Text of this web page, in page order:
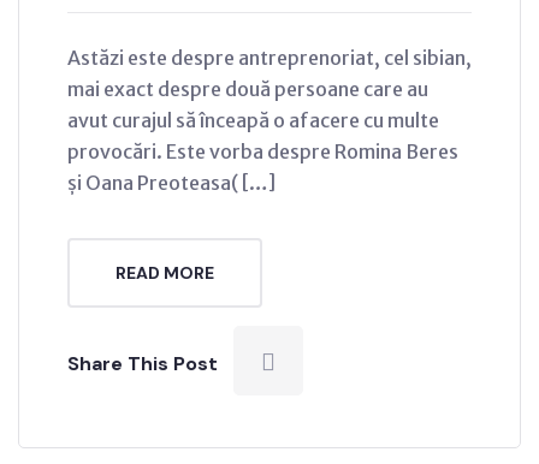
Astăzi este despre antreprenoriat, cel sibian,
mai exact despre două persoane care au
avut curajul să înceapă o afacere cu multe
provocări. Este vorba despre Romina Beres
și Oana Preoteasa( […]
READ MORE
Share This Post